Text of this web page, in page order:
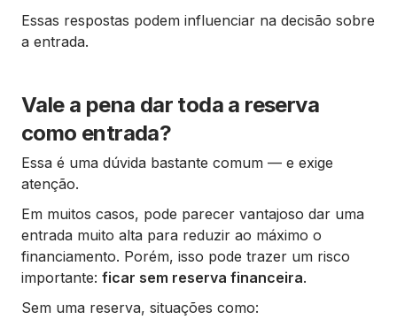
Essas respostas podem influenciar na decisão sobre
a entrada.
Vale a pena dar toda a reserva
como entrada?
Essa é uma dúvida bastante comum — e exige
atenção.
Em muitos casos, pode parecer vantajoso dar uma
entrada muito alta para reduzir ao máximo o
financiamento. Porém, isso pode trazer um risco
importante: ficar sem reserva financeira.
Sem uma reserva, situações como: